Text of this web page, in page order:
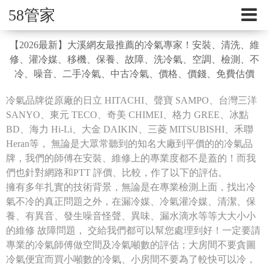
58管家
【2026最新】大溪網友最推薦的冷氣專家！安裝、清洗、維
修、灌冷媒、移機、保養、故障、洗冷氣、空調、檢測、不
冷、噪音、二手冷氣、中古冷氣、價格、價錢、免費估價
冷氣品牌從原廠的日立 HITACHI、聲寶 SAMPO、台灣三洋
SANYO、東元 TECO、奇美 CHIMEI、格力 GREE、冰點
BD、海力 Hi-Li、大金 DAIKIN、三菱 MITSUBISHI、禾聯
Heran等， 無論是大眾常聽到的知名大廠到平價的的冷氣品
牌，我們的師傅在安裝、維修上的專業度都不是蓋的！而我
們也針對網路和PTT 評價、比較，作了以下的評估。
擁有多年扎實的技術背景，無論是在專業檢測上面，找出冷
氣不冷的真正問題之外，在漏冷媒、冷氣灌冷媒、清潔、保
養、有異音、發生噪音怪聲、異味、漏水滴水等等大大小小
的維修 故障問題， 交給我們都可以幫您處理到好！一定要請
專業的冷氣師傅做空間及冷氣噸數的評估；大房間不要貪圖
冷氣便宜而買小噸數的冷氣、小房間不要為了較快可以冷，